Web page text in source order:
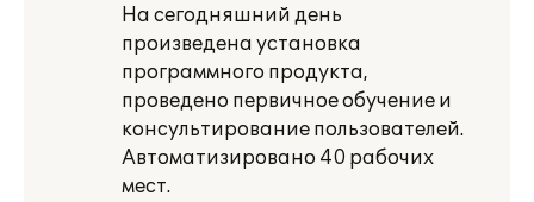
На сегодняшний день
произведена установка
программного продукта,
проведено первичное обучение и
консультирование пользователей.
Автоматизировано 40 рабочих
мест.